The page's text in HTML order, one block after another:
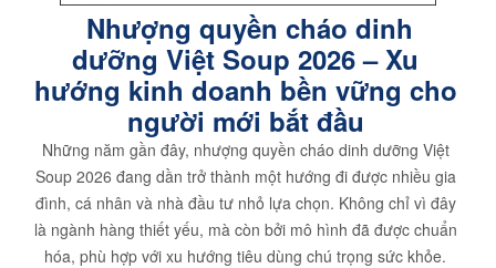
Nhượng quyền cháo dinh
dưỡng Việt Soup 2026 – Xu
hướng kinh doanh bền vững cho
người mới bắt đầu
Những năm gần đây, nhượng quyền cháo dinh dưỡng Việt
Soup 2026 đang dần trở thành một hướng đi được nhiều gia
đình, cá nhân và nhà đầu tư nhỏ lựa chọn. Không chỉ vì đây
là ngành hàng thiết yếu, mà còn bởi mô hình đã được chuẩn
hóa, phù hợp với xu hướng tiêu dùng chú trọng sức khỏe.